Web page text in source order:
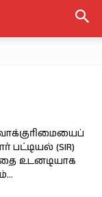
பட்டியல் (SIR)
உடனடியாக